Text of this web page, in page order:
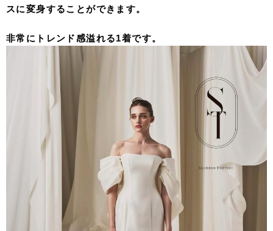
スに変身することができます。
非常にトレンド感溢れる1着です。